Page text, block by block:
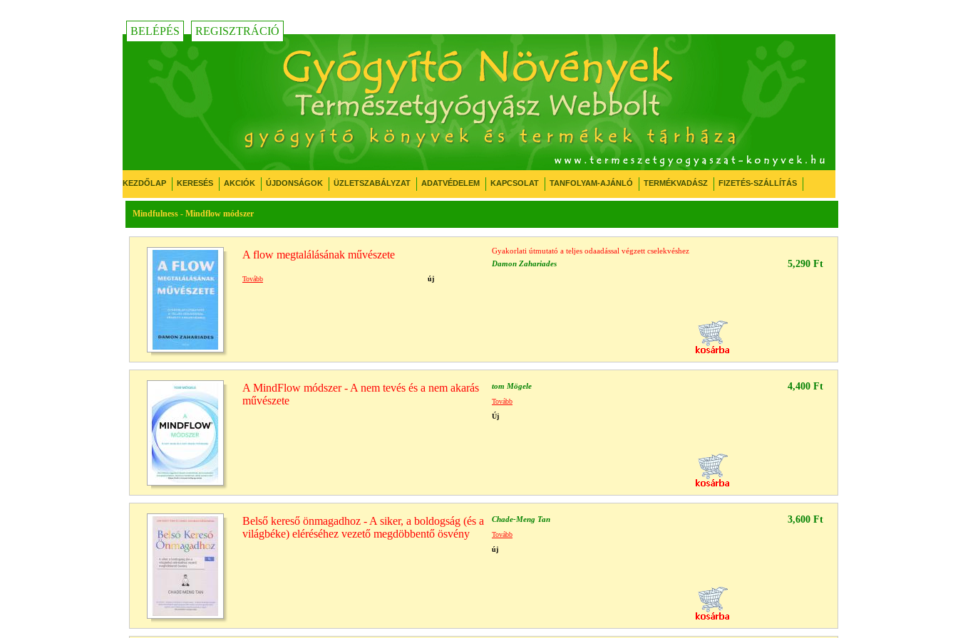
BELÉPÉS REGISZTRÁCIÓ
KEZDŐLAP KERESÉS AKCIÓK ÚJDONSÁGOK ÜZLETSZABÁLYZAT ADATVÉDELEM KAPCSOLAT TANFOLYAM-AJÁNLÓ TERMÉKVADÁSZ FIZETÉS-SZÁLLÍTÁS
Mindfulness - Mindflow módszer
A flow megtalálásának művészete
Gyakorlati útmutató a teljes odaadással végzett cselekvéshez
Damon Zahariades
5,290 Ft
Tovább új
A MindFlow módszer - A nem tevés és a nem akarás
művészete
tom Mögele 4,400 Ft
Tovább
Új
Belső kereső önmagadhoz - A siker, a boldogság (és a
világbéke) eléréséhez vezető megdöbbentő ösvény
Chade-Meng Tan 3,600 Ft
Tovább
új